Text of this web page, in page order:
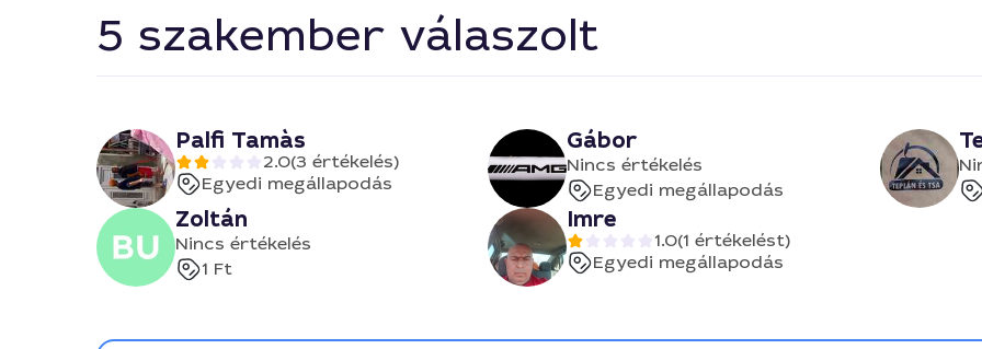
5 szakember válaszolt
Palfi Tamàs
2.0(3 értékelés)
Egyedi megállapodás
Gábor
Nincs értékelés
Egyedi megállapodás
Zoltán
Nincs értékelés
1 Ft
Imre
1.0(1 értékelést)
Egyedi megállapodás